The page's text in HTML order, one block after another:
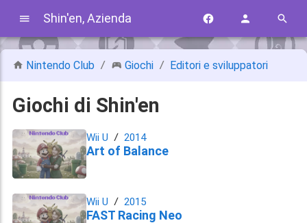
Shin'en, Azienda
Nintendo Club Giochi Editori e sviluppatori
Giochi di Shin'en
Wii U 2014
Art of Balance
Wii U 2015
FAST Racing Neo